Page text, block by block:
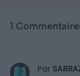
1
Par